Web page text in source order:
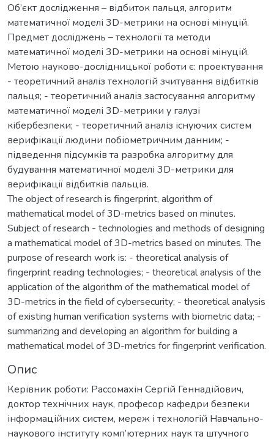
Об’єкт дослідження – відбиток пальця, алгоритм
математичної моделі 3D-метрики на основі мінуцій.
Предмет досліджень – технології та методи
математичної моделі 3D-метрики на основі мінуцій.
Метою науково-дослідницької роботи є: проектування
- теоретичний аналіз технологій зчитування відбитків
пальця; - теоретичний аналіз застосування алгоритму
математичної моделі 3D-метрики у галузі
кібербезпеки; - теоретичний аналіз існуючих систем
верифікації людини побіометричним данним; -
підведення підсумків та разробка алгоритму для
будування математичної моделі 3D-метрики для
верифікації відбитків пальців.
The object of research is fingerprint, algorithm of
mathematical model of 3D-metrics based on minutes.
Subject of research - technologies and methods of designing
a mathematical model of 3D-metrics based on minutes. The
purpose of research work is: - theoretical analysis of
fingerprint reading technologies; - theoretical analysis of the
application of the algorithm of the mathematical model of
3D-metrics in the field of cybersecurity; - theoretical analysis
of existing human verification systems with biometric data; -
summarizing and developing an algorithm for building a
mathematical model of 3D-metrics for fingerprint verification.
Опис
Керівник роботи: Рассомахін Сергій Геннадійович,
доктор технічних наук, професор кафедри безпеки
інформаційних систем, мереж і технологій Навчально-
наукового інституту комп’ютерних наук та штучного